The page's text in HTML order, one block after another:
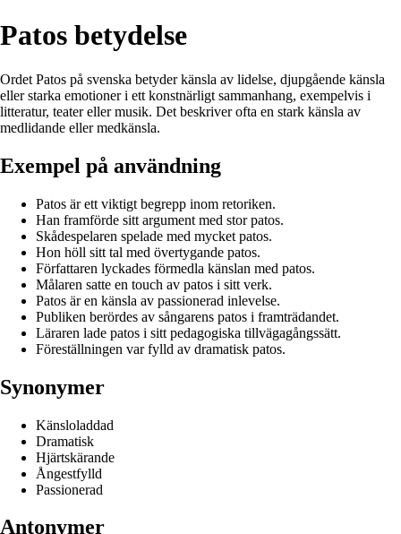
Patos betydelse
Ordet Patos på svenska betyder känsla av lidelse, djupgående känsla
eller starka emotioner i ett konstnärligt sammanhang, exempelvis i
litteratur, teater eller musik. Det beskriver ofta en stark känsla av
medlidande eller medkänsla.
Exempel på användning
Patos är ett viktigt begrepp inom retoriken.
Han framförde sitt argument med stor patos.
Skådespelaren spelade med mycket patos.
Hon höll sitt tal med övertygande patos.
Författaren lyckades förmedla känslan med patos.
Målaren satte en touch av patos i sitt verk.
Patos är en känsla av passionerad inlevelse.
Publiken berördes av sångarens patos i framträdandet.
Läraren lade patos i sitt pedagogiska tillvägagångssätt.
Föreställningen var fylld av dramatisk patos.
Synonymer
Känsloladdad
Dramatisk
Hjärtskärande
Ångestfylld
Passionerad
Antonymer